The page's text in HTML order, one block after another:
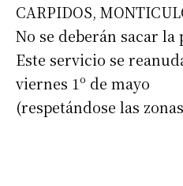
CARPIDOS,
No se deberán sacar la
Este servicio se
viernes 1º de mayo
(respetándose las